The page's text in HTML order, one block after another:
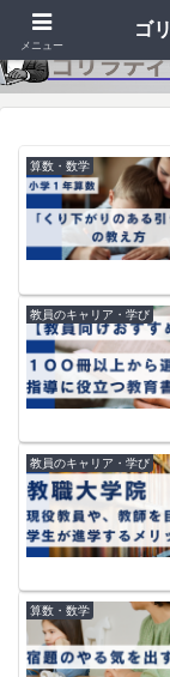
算数・数学
教員のキャリア・学び
教員のキャリア・学び
算数・数学
メニュー
ゴ